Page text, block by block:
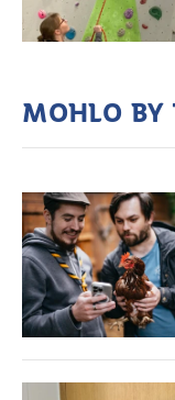
Mohlo